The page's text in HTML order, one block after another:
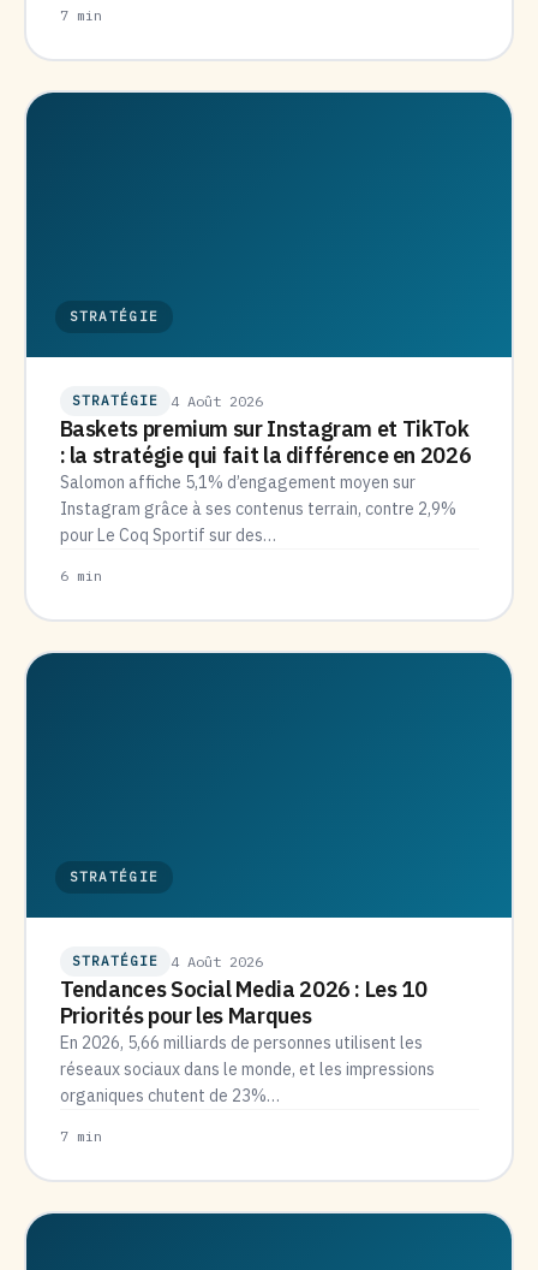
7 min
STRATÉGIE
STRATÉGIE 4 Août 2026
Baskets premium sur Instagram et TikTok
: la stratégie qui fait la différence en 2026
Salomon affiche 5,1% d’engagement moyen sur
Instagram grâce à ses contenus terrain, contre 2,9%
pour Le Coq Sportif sur des…
6 min
STRATÉGIE
STRATÉGIE 4 Août 2026
Tendances Social Media 2026 : Les 10
Priorités pour les Marques
En 2026, 5,66 milliards de personnes utilisent les
réseaux sociaux dans le monde, et les impressions
organiques chutent de 23%…
7 min